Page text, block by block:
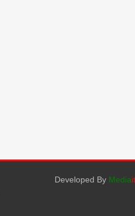
Developed By Mediait